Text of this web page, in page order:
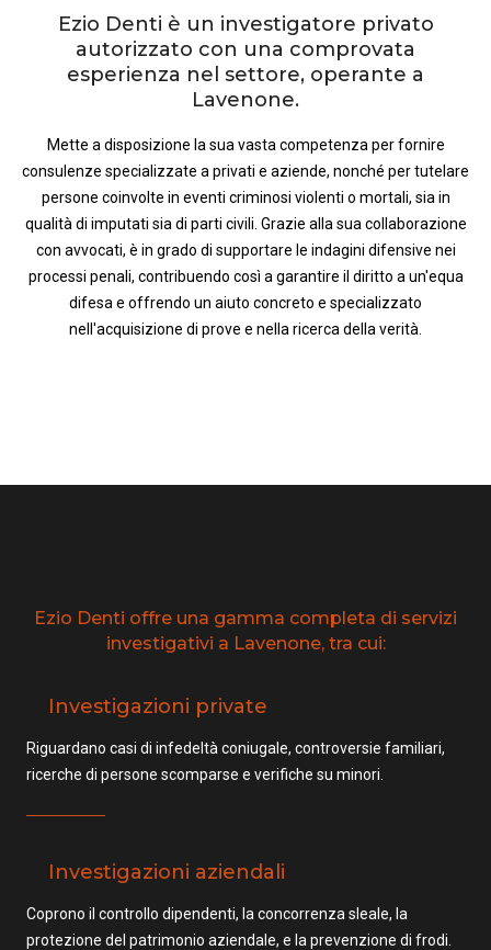
Ezio Denti è un investigatore privato
autorizzato con una comprovata
esperienza nel settore, operante a
Lavenone.
Mette a disposizione la sua vasta competenza per fornire
consulenze specializzate a privati e aziende, nonché per tutelare
persone coinvolte in eventi criminosi violenti o mortali, sia in
qualità di imputati sia di parti civili. Grazie alla sua collaborazione
con avvocati, è in grado di supportare le indagini difensive nei
processi penali, contribuendo così a garantire il diritto a un'equa
difesa e offrendo un aiuto concreto e specializzato
nell'acquisizione di prove e nella ricerca della verità.
Ezio Denti offre una gamma completa di servizi
investigativi a Lavenone, tra cui:
Investigazioni private
Riguardano casi di infedeltà coniugale, controversie familiari,
ricerche di persone scomparse e verifiche su minori.
Investigazioni aziendali
Coprono il controllo dipendenti, la concorrenza sleale, la
protezione del patrimonio aziendale, e la prevenzione di frodi.